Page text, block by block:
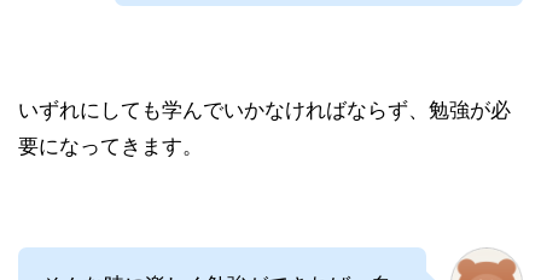
いずれにしても学んでいかなければならず、勉強が必
要になってきます。